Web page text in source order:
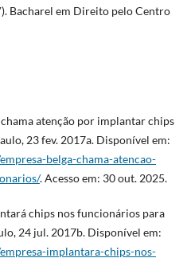
Bacharel em Direito pelo Centro
atenção por implantar chips
23 fev. 2017a. Disponível em:
belga-chama-atencao-
. Acesso em: 30 out. 2025.
chips nos funcionários para
24 jul. 2017b. Disponível em:
implantara-chips-nos-